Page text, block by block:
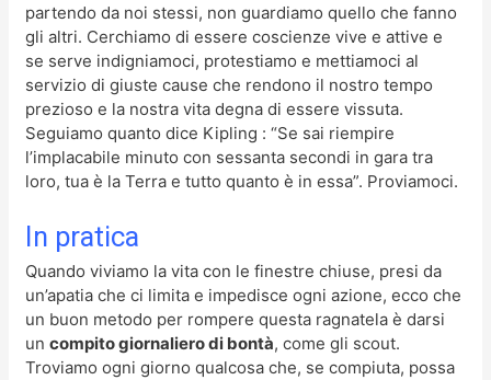
partendo da noi stessi, non guardiamo quello che fanno
gli altri. Cerchiamo di essere coscienze vive e attive e
se serve indigniamoci, protestiamo e mettiamoci al
servizio di giuste cause che rendono il nostro tempo
prezioso e la nostra vita degna di essere vissuta.
Seguiamo quanto dice Kipling : “Se sai riempire
l’implacabile minuto con sessanta secondi in gara tra
loro, tua è la Terra e tutto quanto è in essa”. Proviamoci.
In pratica
Quando viviamo la vita con le finestre chiuse, presi da
un’apatia che ci limita e impedisce ogni azione, ecco che
un buon metodo per rompere questa ragnatela è darsi
uncompito giornaliero di bontà, come gli scout.
Troviamo ogni giorno qualcosa che, se compiuta, possa